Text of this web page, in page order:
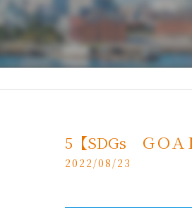
5【SDGs ＧＯＡ
2022/08/23